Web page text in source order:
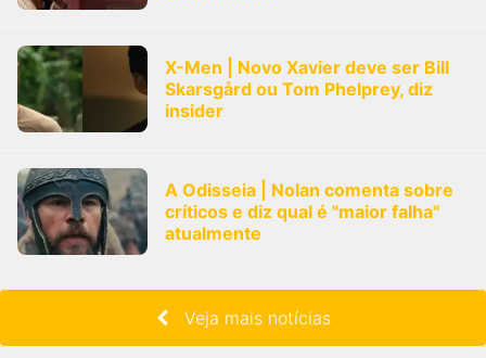
X-Men | Novo Xavier deve ser Bill
Skarsgård ou Tom Phelprey, diz
insider
A Odisseia | Nolan comenta sobre
críticos e diz qual é "maior falha"
atualmente
Veja mais notícias